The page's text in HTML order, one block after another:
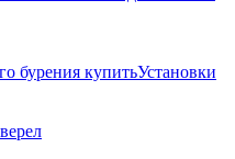
Установки